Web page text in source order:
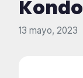
Kondo
13 mayo, 2023